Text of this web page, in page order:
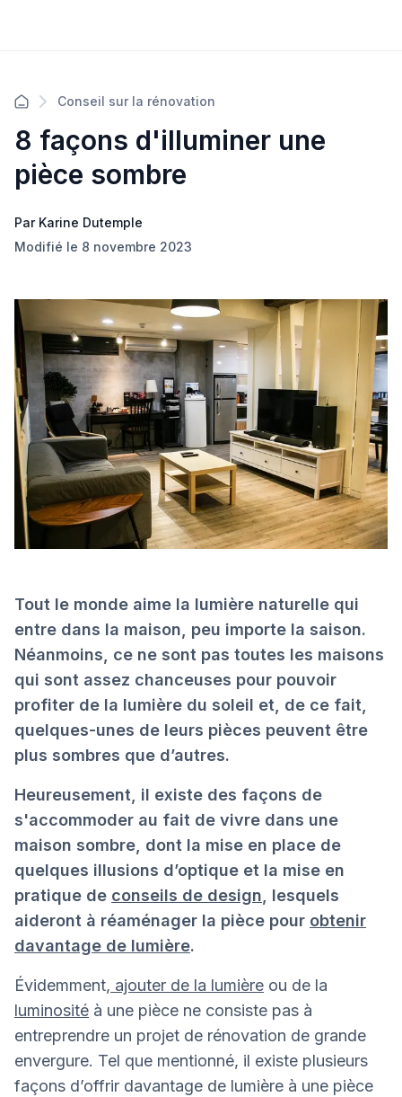
Conseil sur la rénovation
8 façons d'illuminer une
pièce sombre
Par Karine Dutemple
Modifié le 8 novembre 2023
Tout le monde aime la lumière naturelle qui
entre dans la maison, peu importe la saison.
Néanmoins, ce ne sont pas toutes les maisons
qui sont assez chanceuses pour pouvoir
profiter de la lumière du soleil et, de ce fait,
quelques-unes de leurs pièces peuvent être
plus sombres que d’autres.
Heureusement, il existe des façons de
s'accommoder au fait de vivre dans une
maison sombre, dont la mise en place de
quelques illusions d’optique et la mise en
pratique de conseils de design , lesquels
aideront à réaménager la pièce pour obtenir
davantage de lumière.
Évidemment, ajouter de la lumière ou de la
luminosité à une pièce ne consiste pas à
entreprendre un projet de rénovation de grande
envergure. Tel que mentionné, il existe plusieurs
façons d’offrir davantage de lumière à une pièce